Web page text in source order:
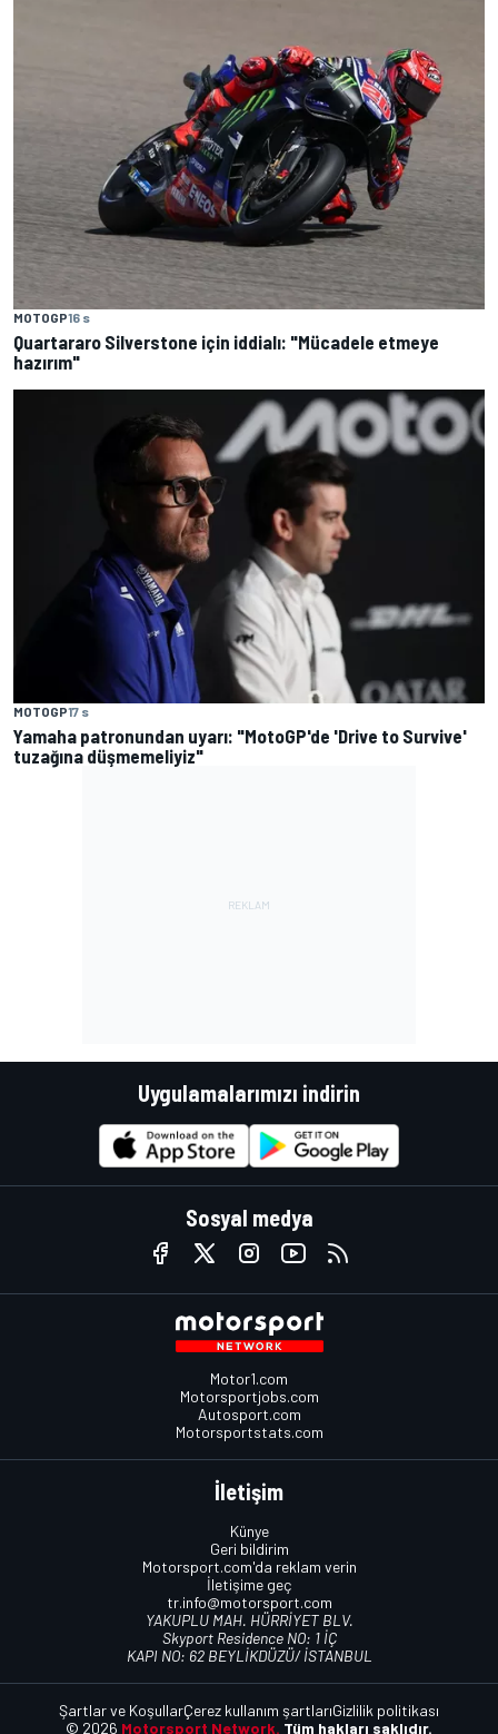
MOTOGP16 s
Quartararo Silverstone için iddialı: "Mücadele etmeye
hazırım"
MOTOGP17 s
Yamaha patronundan uyarı: "MotoGP'de 'Drive to Survive'
tuzağına düşmemeliyiz"
Uygulamalarımızı indirin
Sosyal medya
Motor1.com
Motorsportjobs.com
Autosport.com
Motorsportstats.com
İletişim
Künye
Geri bildirim
Motorsport.com'da reklam verin
İletişime geç
tr.info@motorsport.com
YAKUPLU MAH. HÜRRİYET BLV.
Skyport Residence NO: 1 İÇ
KAPI NO: 62 BEYLİKDÜZÜ/ İSTANBUL
© 2026 Motorsport Network. Tüm hakları saklıdır.
Şartlar ve KoşullarÇerez kullanım şartlarıGizlilik politikası